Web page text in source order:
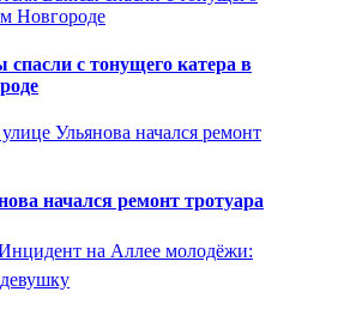
с тонущего катера в
начался ремонт тротуара